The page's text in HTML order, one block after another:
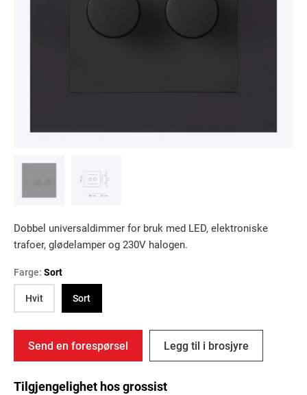
Dobbel universaldimmer for bruk med LED, elektroniske
trafoer, glødelamper og 230V halogen.
Farge: Sort
Hvit
Sort
Send en forespørsel Legg til i brosjyre
Tilgjengelighet hos grossist